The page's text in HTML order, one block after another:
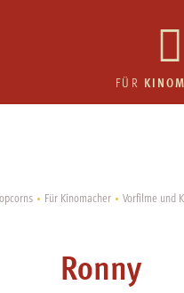
FÜR
Für Kinomacher Vorfilme und
Ronny